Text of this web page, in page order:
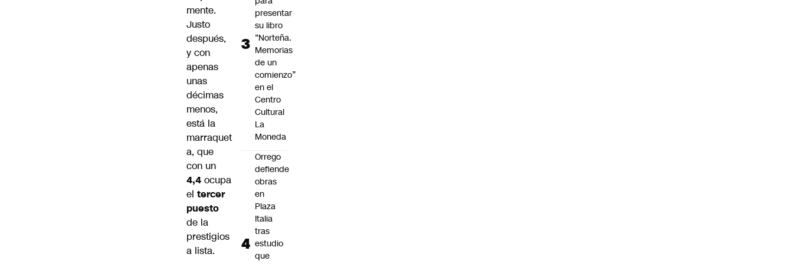
mente.
Justo
después,
y con
apenas
unas
décimas
menos,
está la
marraquet
a, que
con un
4,4 ocupa
el tercer
puesto
de la
prestigios
a lista.
presentar
su libro
“Norteña.
Memorias
de un
comienzo”
en el
Centro
Cultural
La
Moneda
Orrego
defiende
obras
en
Plaza
Italia
tras
estudio
que